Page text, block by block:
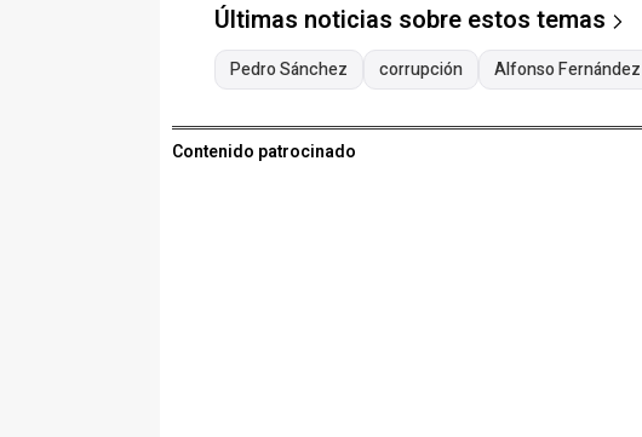
Últimas noticias sobre estos temas
Pedro Sánchez corrupción Alfonso
Contenido patrocinado